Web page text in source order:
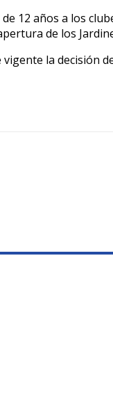
12 años a los
de los
la decisión